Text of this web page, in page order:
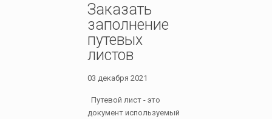
Заказать
заполнение
путевых
листов
03 декабря 2021
Путевой лист - это
документ используемый